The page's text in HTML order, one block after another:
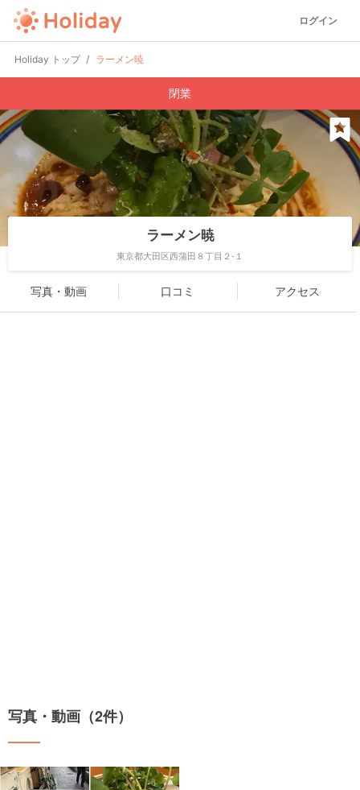
ログイン
Holiday トップ ラーメン暁
閉業
ラーメン暁
東京都大田区西蒲田８丁目２-１
写真・動画 口コミ アクセス
写真・動画（2件）